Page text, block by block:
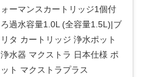
ォーマンスカートリッジ1個付
ろ過水容量1.0L (全容量1.5L)|ブ
リタ カートリッジ 浄水ポット
浄水器 マクストラ 日本仕様 ポ
ット マクストラプラス